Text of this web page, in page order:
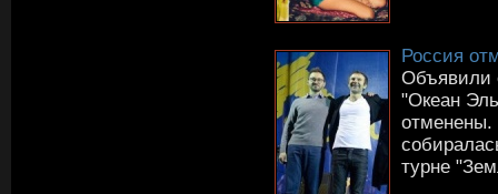
Россия
Объявили
"Океан
отменены.
турне